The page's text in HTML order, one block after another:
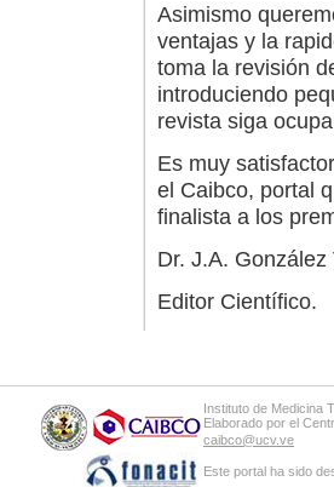
Asimismo
ventajas y la
toma la revisión
introduciendo
revista siga
Es muy
el Caibco, portal
finalista a los
Dr. J.A. González
Editor Científico.
Instituto de Medicina
Elaborado por el
caibco@ucv.ve
Este portal ha sido